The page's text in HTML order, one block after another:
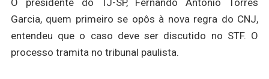
O presidente do TJ-SP, Fernando Antonio Torres
Garcia, quem primeiro se opôs à nova regra do CNJ,
entendeu que o caso deve ser discutido no STF. O
processo tramita no tribunal paulista.